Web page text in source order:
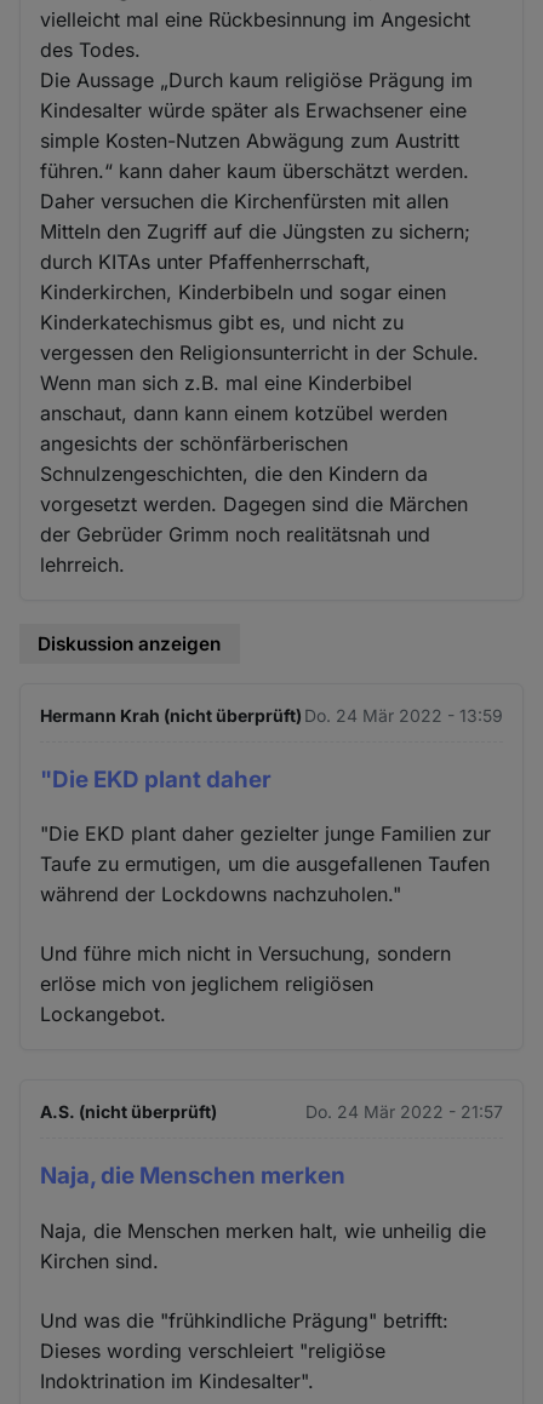
vielleicht mal eine Rückbesinnung im Angesicht
des Todes.
Die Aussage „Durch kaum religiöse Prägung im
Kindesalter würde später als Erwachsener eine
simple Kosten-Nutzen Abwägung zum Austritt
führen.“ kann daher kaum überschätzt werden.
Daher versuchen die Kirchenfürsten mit allen
Mitteln den Zugriff auf die Jüngsten zu sichern;
durch KITAs unter Pfaffenherrschaft,
Kinderkirchen, Kinderbibeln und sogar einen
Kinderkatechismus gibt es, und nicht zu
vergessen den Religionsunterricht in der Schule.
Wenn man sich z.B. mal eine Kinderbibel
anschaut, dann kann einem kotzübel werden
angesichts der schönfärberischen
Schnulzengeschichten, die den Kindern da
vorgesetzt werden. Dagegen sind die Märchen
der Gebrüder Grimm noch realitätsnah und
lehrreich.
Diskussion anzeigen
Hermann Krah (nicht überprüft) Do. 24 Mär 2022 - 13:59
"Die EKD plant daher
"Die EKD plant daher gezielter junge Familien zur
Taufe zu ermutigen, um die ausgefallenen Taufen
während der Lockdowns nachzuholen."
Und führe mich nicht in Versuchung, sondern
erlöse mich von jeglichem religiösen
Lockangebot.
A.S. (nicht überprüft) Do. 24 Mär 2022 - 21:57
Naja, die Menschen merken
Naja, die Menschen merken halt, wie unheilig die
Kirchen sind.
Und was die "frühkindliche Prägung" betrifft:
Dieses wording verschleiert "religiöse
Indoktrination im Kindesalter".